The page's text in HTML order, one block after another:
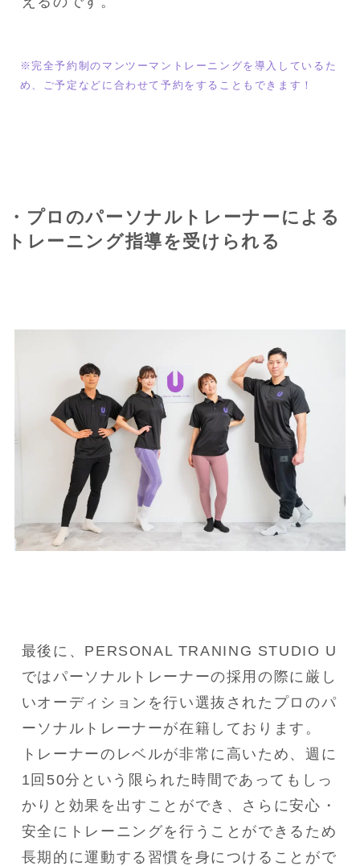
※完全予約制のマンツーマントレーニングを導入しているた
め、ご予定などに合わせて予約をすることもできます！
・プロのパーソナルトレーナーによる
トレーニング指導を受けられる
最後に、PERSONAL TRANING STUDIO U
ではパーソナルトレーナーの採用の際に厳し
いオーディションを行い選抜されたプロのパ
ーソナルトレーナーが在籍しております。
トレーナーのレベルが非常に高いため、週に
1回50分という限られた時間であってもしっ
かりと効果を出すことができ、さらに安心・
安全にトレーニングを行うことができるため
長期的に運動する習慣を身につけることがで